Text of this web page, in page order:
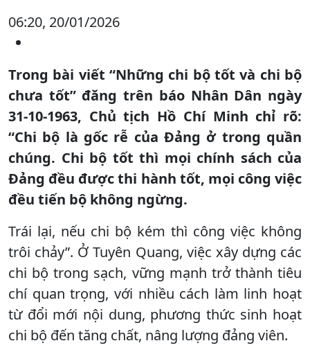
06:20, 20/01/2026
Trong bài viết “Những chi bộ tốt và chi bộ
chưa tốt” đăng trên báo Nhân Dân ngày
31-10-1963, Chủ tịch Hồ Chí Minh chỉ rõ:
“Chi bộ là gốc rễ của Đảng ở trong quần
chúng. Chi bộ tốt thì mọi chính sách của
Đảng đều được thi hành tốt, mọi công việc
đều tiến bộ không ngừng.
Trái lại, nếu chi bộ kém thì công việc không
trôi chảy”. Ở Tuyên Quang, việc xây dựng các
chi bộ trong sạch, vững mạnh trở thành tiêu
chí quan trọng, với nhiều cách làm linh hoạt
từ đổi mới nội dung, phương thức sinh hoạt
chi bộ đến tăng chất, nâng lượng đảng viên.